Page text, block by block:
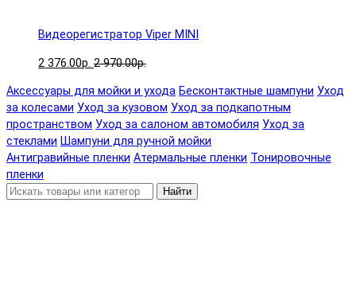
Видеорегистратор Viper MINI
2 376.00р. 2 970.00р.
Аксессуары для мойки и ухода Бесконтактные шампуни Уход
за колесами Уход за кузовом Уход за подкапотным
пространством Уход за салоном автомобиля Уход за
стеклами Шампуни для ручной мойки
Антигравийные пленки Атермальные пленки Тонировочные
пленки
Найти